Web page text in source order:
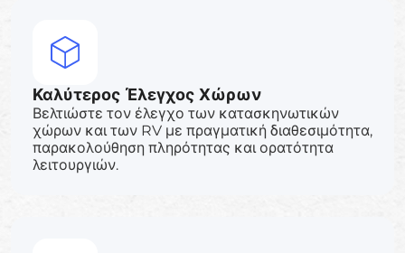
Καλύτερος Έλεγχος Χώρων
Βελτιώστε τον έλεγχο των κατασκηνωτικών
χώρων και των RV με πραγματική διαθεσιμότητα,
παρακολούθηση πληρότητας και ορατότητα
λειτουργιών.